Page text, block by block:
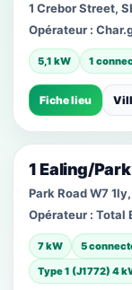
1 Crebor Street,
Opérateur :
5,1 kW 1
Fiche lieu
1 Ealing/
Park Road W7
Opérateur : Total
7 kW
5
Type 1 (J1772) 4